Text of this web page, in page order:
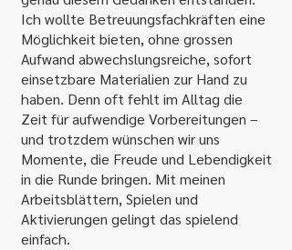
Ich wollte Betreuungsfachkräften eine
Möglichkeit bieten, ohne grossen
Aufwand abwechslungsreiche, sofort
einsetzbare Materialien zur Hand zu
haben. Denn oft fehlt im Alltag die
Zeit für aufwendige Vorbereitungen –
und trotzdem wünschen wir uns
Momente, die Freude und Lebendigkeit
in die Runde bringen. Mit meinen
Arbeitsblättern, Spielen und
Aktivierungen gelingt das spielend
einfach.